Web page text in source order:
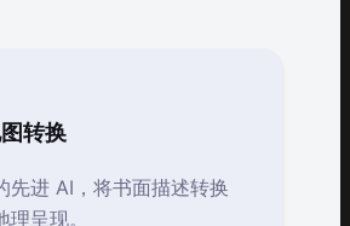
转换
先进 AI，将书面描述转换
呈现。